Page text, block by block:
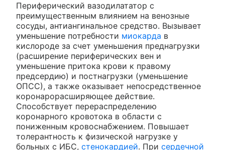
Периферический вазодилататор с
преимущественным влиянием на венозные
сосуды, антиангинальное средство. Вызывает
уменьшение потребности миокарда в
кислороде за счет уменьшения преднагрузки
(расширение периферических вен и
уменьшение притока крови к правому
предсердию) и постнагрузки (уменьшение
ОПСС), а также оказывает непосредственное
коронарорасширяющее действие.
Способствует перераспределению
коронарного кровотока в области с
пониженным кровоснабжением. Повышает
толерантность к физической нагрузке у
больных с ИБС, стенокардией. При сердечной